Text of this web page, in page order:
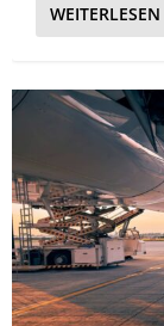
WEITERLESEN